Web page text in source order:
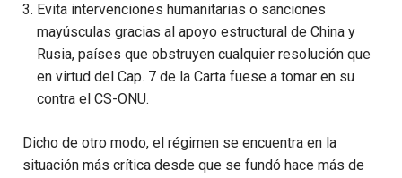
Evita intervenciones humanitarias o sanciones
mayúsculas gracias al apoyo estructural de China y
Rusia, países que obstruyen cualquier resolución que
en virtud del Cap. 7 de la Carta fuese a tomar en su
contra el CS-ONU.
Dicho de otro modo, el régimen se encuentra en la
situación más crítica desde que se fundó hace más de